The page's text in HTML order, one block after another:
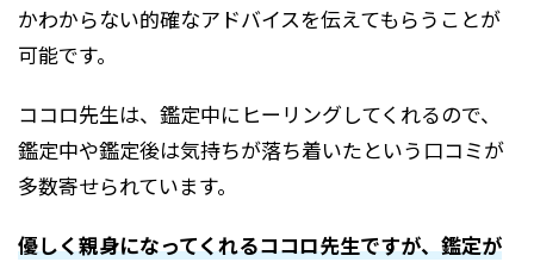
かわからない的確なアドバイスを伝えてもらうことが
可能です。
ココロ先生は、鑑定中にヒーリングしてくれるので、
鑑定中や鑑定後は気持ちが落ち着いたという口コミが
多数寄せられています。
優しく親身になってくれるココロ先生ですが、鑑定が